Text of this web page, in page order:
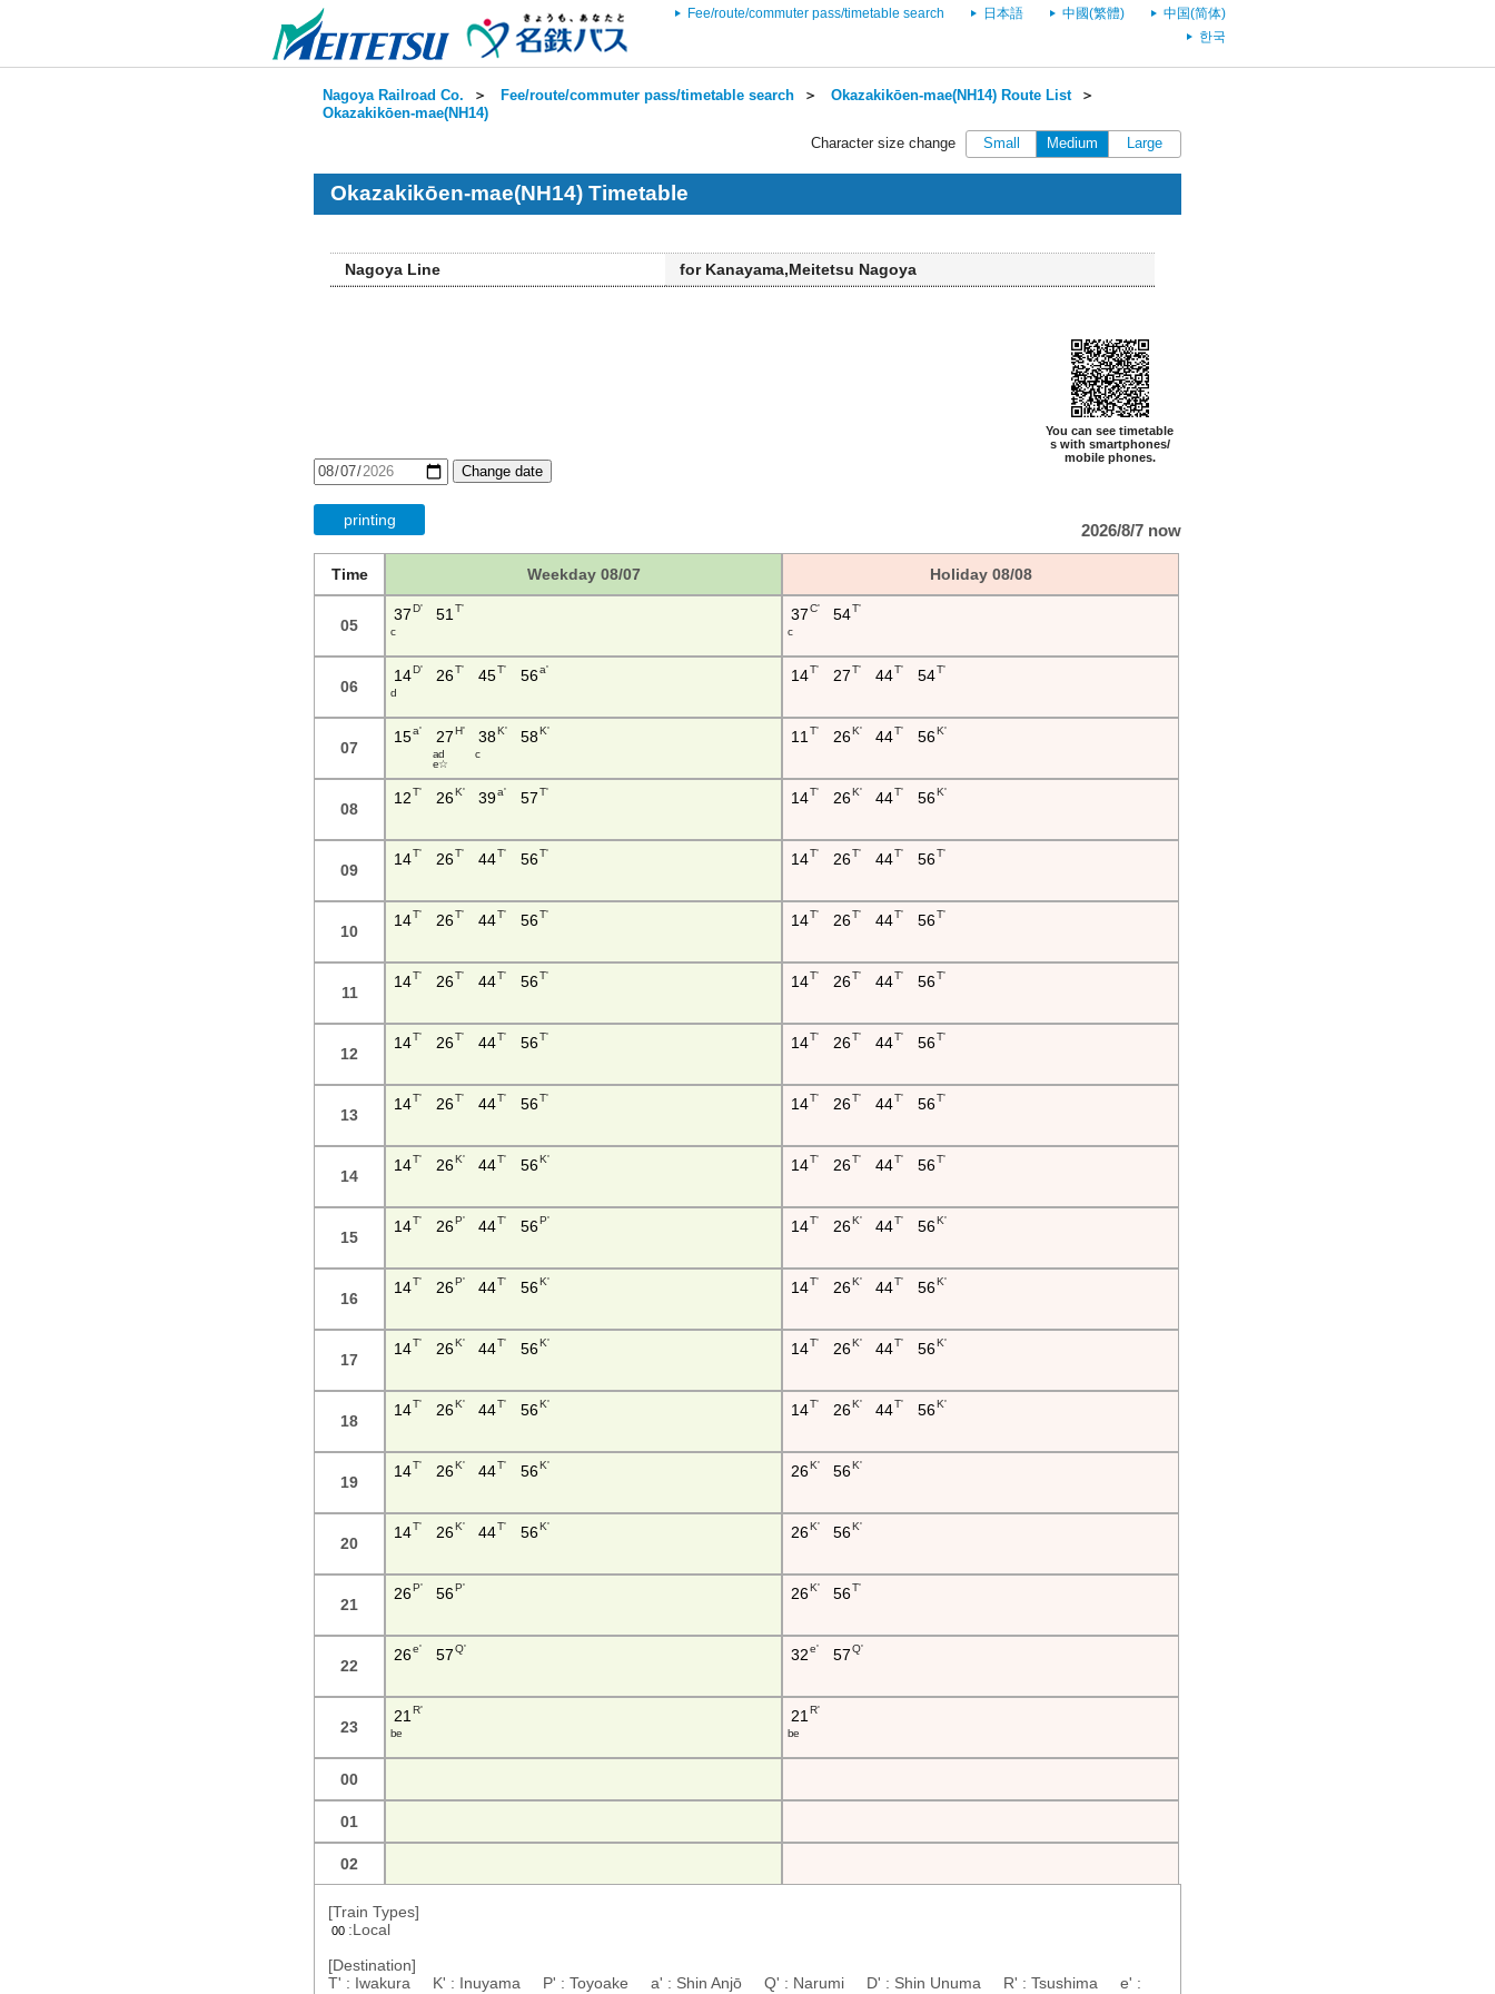
Fee/route/commuter pass/timetable search 日本語 中國(繁體)
中国(简体)
한국
Nagoya Railroad Co. ＞ Fee/route/commuter pass/timetable search ＞ Okazakikōen-mae(NH14) Route List＞
Okazakikōen-mae(NH14)
Character size change
Small Medium Large
Okazakikōen-mae(NH14) Timetable
Nagoya Line for Kanayama,Meitetsu Nagoya
You can see timetable
s with smartphones/
mobile phones.
Change date
printing
2026/8/7 now
Time Weekday 08/07 Holiday 08/08
05
37D'
c
51 T' 37C'
c
54T'
06
14D'
d
26T' 45T' 56a' 14T' 27T' 44T' 54T'
07
15a' 27H'
a d
e ☆
38K'
c
58K' 11 T' 26K' 44T' 56K'
08
12T' 26K' 39a' 57 T' 14T' 26K' 44T' 56K'
09
14T' 26T' 44T' 56T' 14T' 26T' 44T' 56T'
10
14T' 26T' 44T' 56T' 14T' 26T' 44T' 56T'
11
14T' 26T' 44T' 56T' 14T' 26T' 44T' 56T'
12
14T' 26T' 44T' 56T' 14T' 26T' 44T' 56T'
13
14T' 26T' 44T' 56T' 14T' 26T' 44T' 56T'
14
14T' 26K' 44T' 56K' 14T' 26T' 44T' 56T'
15
14T' 26P' 44T' 56P' 14T' 26K' 44T' 56K'
16
14T' 26P' 44T' 56K' 14T' 26K' 44T' 56K'
17
14T' 26K' 44T' 56K' 14T' 26K' 44T' 56K'
18
14T' 26K' 44T' 56K' 14T' 26K' 44T' 56K'
19
14T' 26K' 44T' 56K' 26K' 56K'
20
14T' 26K' 44T' 56K' 26K' 56K'
21
26P' 56P' 26K' 56T'
22
26e' 57Q' 32e' 57Q'
23
21 R'
b e
21 R'
b e
00
01
02
[Train Types]
00 :Local
[Destination]
T' : Iwakura K' : Inuyama P' : Toyoake a' : Shin Anjō Q' : Narumi D' : Shin Unuma R' : Tsushima e' :